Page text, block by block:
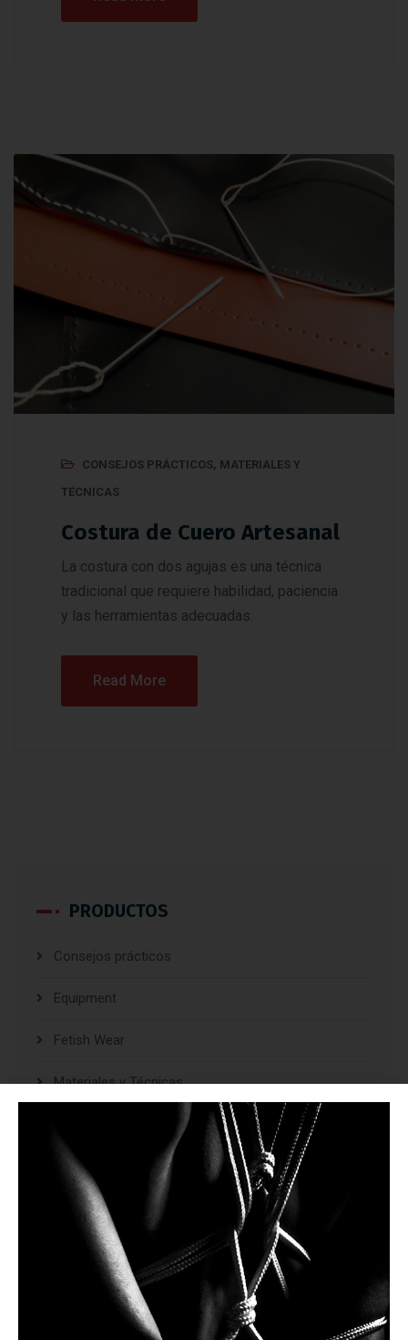
CONSEJOS PRÁCTICOS, MATERIALES Y
TÉCNICAS
Costura de Cuero Artesanal
La costura con dos agujas es una técnica
tradicional que requiere habilidad, paciencia
y las herramientas adecuadas.
Read More
PRODUCTOS
Consejos prácticos
Equipment
Fetish Wear
Materiales y Técnicas
Reflexiones y Opiniones
Restraints
Spanking